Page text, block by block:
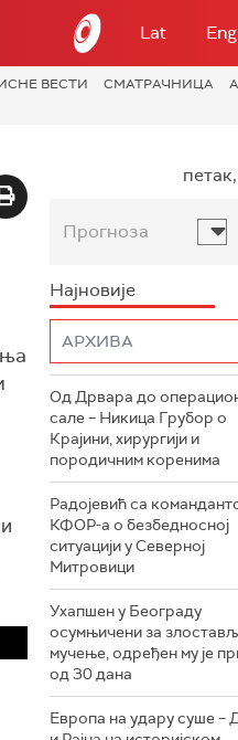
Lat Eng
ВЕСТИ СМАТРАЧНИЦА
Прогноза
Најновије
Од Дрвара до
сале – Никица Грубор о
Крајини, хирургији и
породичним коренима
Радојевић са
КФОР-а о безбедносној
ситуацији у Северној
Митровици
Ухапшен у Београду
осумњичени за
мучење, одређен му је
од 30 дана
Европа на удару суше –